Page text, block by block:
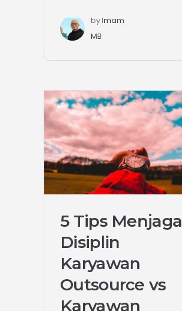
byImam
MB
5 Tips Menjaga
Disiplin
Karyawan
Outsource vs
Karyawan